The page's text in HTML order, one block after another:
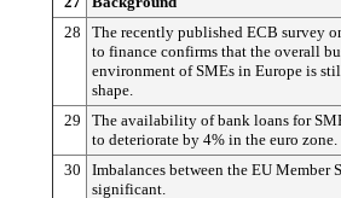
28
The recently published ECB survey
to finance confirms that the overall
environment of SMEs in Europe is
shape.
29
The availability of bank loans for
to deteriorate by 4% in the euro zone.
30
Imbalances between the EU Member
significant.